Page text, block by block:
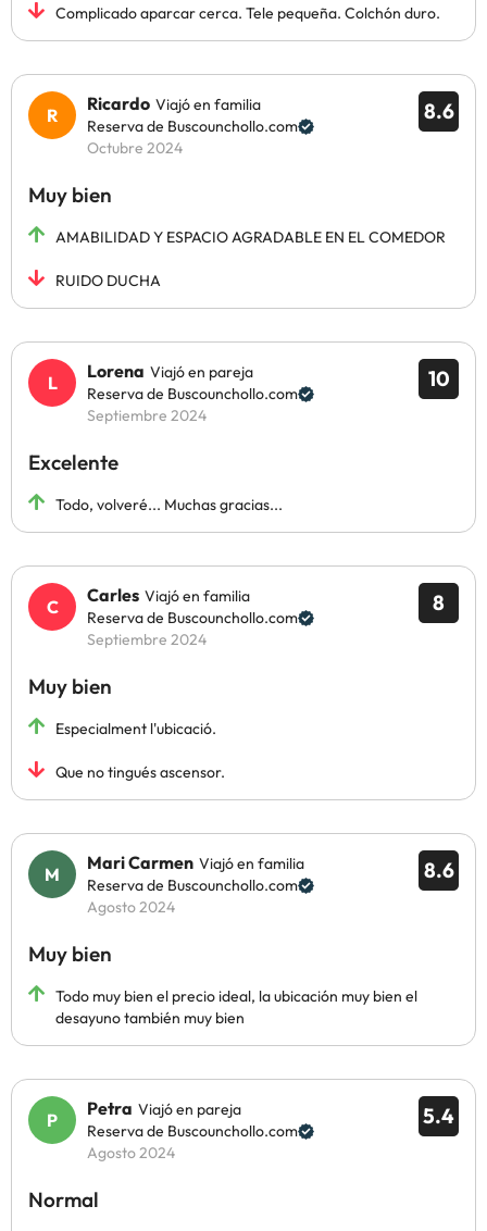
Complicado aparcar cerca. Tele pequeña. Colchón duro.
8.6
Ricardo Viajó en familia
Reserva de Buscounchollo.com
Octubre 2024
Muy bien
AMABILIDAD Y ESPACIO AGRADABLE EN EL COMEDOR
RUIDO DUCHA
10
Lorena Viajó en pareja
Reserva de Buscounchollo.com
Septiembre 2024
Excelente
Todo, volveré... Muchas gracias...
8
Carles Viajó en familia
Reserva de Buscounchollo.com
Septiembre 2024
Muy bien
Especialment l'ubicació.
Que no tingués ascensor.
8.6
Mari Carmen Viajó en familia
Reserva de Buscounchollo.com
Agosto 2024
Muy bien
Todo muy bien el precio ideal, la ubicación muy bien el
desayuno también muy bien
5.4
Petra Viajó en pareja
Reserva de Buscounchollo.com
Agosto 2024
Normal